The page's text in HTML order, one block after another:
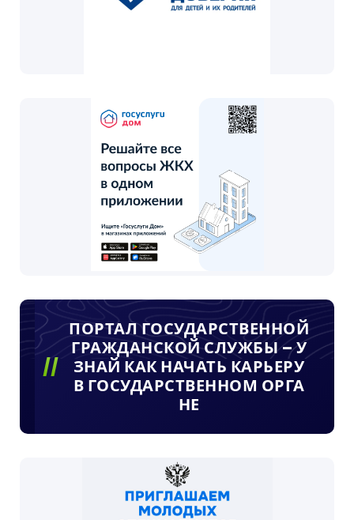
ПОРТАЛ ГОСУДАРСТВЕННОЙ
ГРАЖДАНСКОЙ СЛУЖБЫ – У
ЗНАЙ КАК НАЧАТЬ КАРЬЕРУ
В ГОСУДАРСТВЕННОМ ОРГА
НЕ